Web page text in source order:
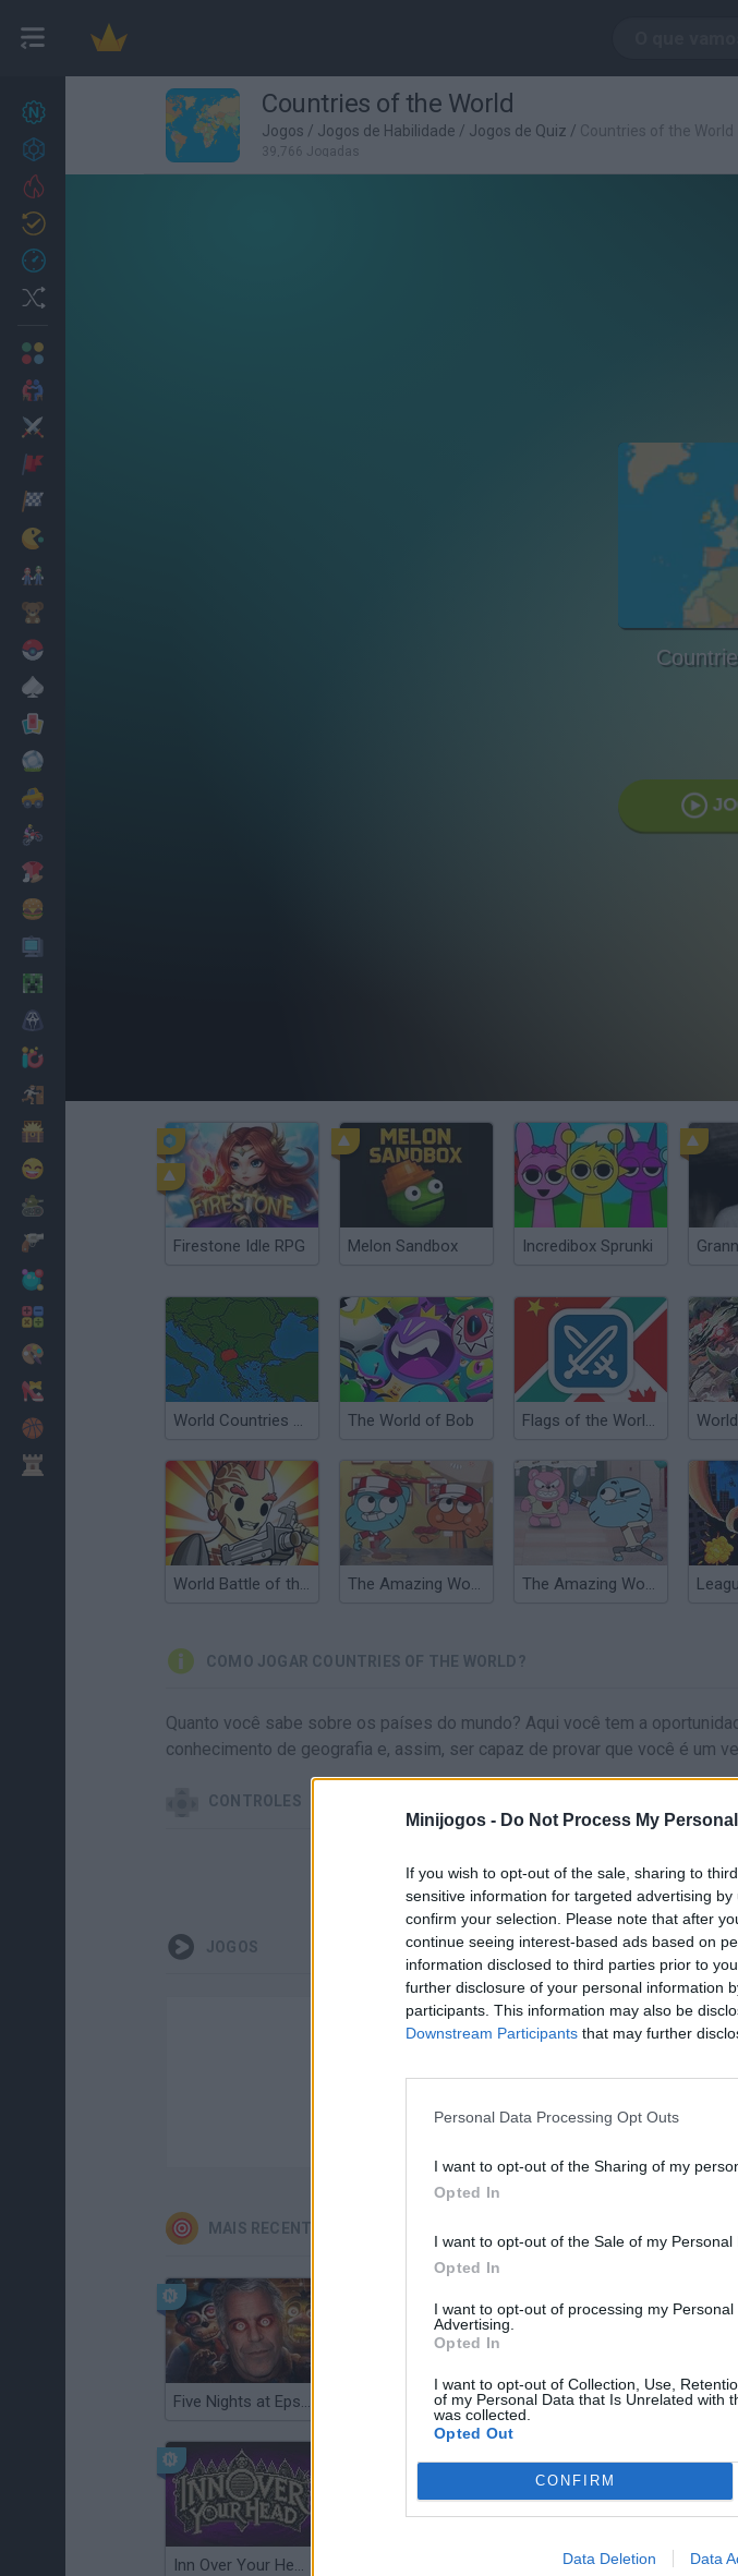
Minijogos - Do Not Process My
If you wish to opt-out of the sale, sharing to
sensitive information for targeted advertising
confirm your selection. Please note that after
continue seeing interest-based ads based on
information disclosed to third parties prior to
further disclosure of your personal information
participants. This information may also be
Downstream Participants that may further
Personal Data Processing Opt Outs
I want to opt-out of the Sharing of my
Opted In
I want to opt-out of the Sale of my Personal
Opted In
I want to opt-out of processing my Personal
Advertising.
Opted In
I want to opt-out of Collection, Use,
of my Personal Data that Is Unrelated with
was collected.
Opted Out
CONFIRM
Data Deletion Data
27 Countries of the World
Jogos / Jogos de Habilidade / Jogos de Quiz / Countries of the World
39,766 Jogadas
Firestone Idle RPG Melon Sandbox Incredibox Sprunki
World Countries Quiz The World of Bob Flags of the World Quiz
World Battle of the Future The Amazing World of Gumball: Burger Rush The Amazing World of Gumball: Darwin Rescue
COMO JOGAR COUNTRIES OF THE WORLD?
Quanto você sabe sobre os países do mundo? Aqui você tem a
conhecimento de geografia e, assim, ser capaz de provar que você é um
CONTROLES
ESCOLHER
JOGOS
Ainda não há joguinhos
MAIS RECENTES JOGOS DE HABILIDADE
Five Nights at Epstein's Re:Run
Inn Over Your Head Obby: Chameleon: Paint & Hide